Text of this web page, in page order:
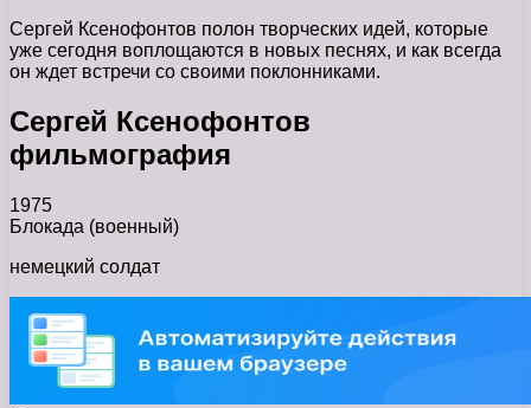
Сергей Ксенофонтов полон творческих идей, которые
уже сегодня воплощаются в новых песнях, и как всегда
он ждет встречи со своими поклонниками.
Сергей Ксенофонтов
фильмография
1975
Блокада (военный)
немецкий солдат